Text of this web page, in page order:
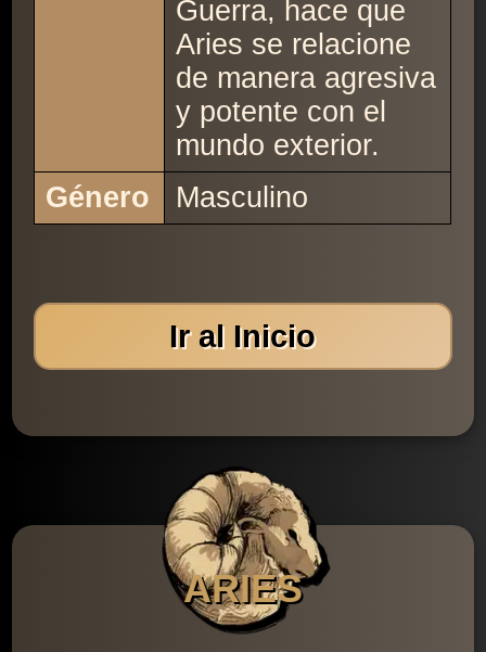
Guerra, hace que
Aries se relacione
de manera agresiva
y potente con el
mundo exterior.
Género
Masculino
Ir al Inicio
ARIES